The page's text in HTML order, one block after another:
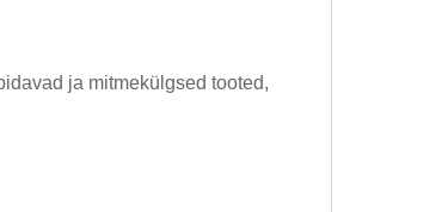
ja mitmekülgsed tooted,